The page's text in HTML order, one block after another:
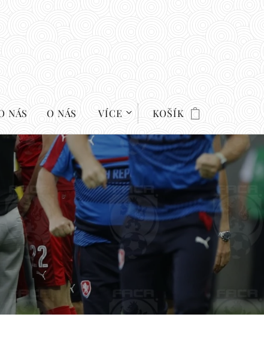
NÁS O NÁS VÍCE KOŠÍK